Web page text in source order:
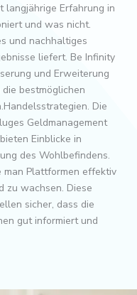
langjährige Erfahrung in
und was nicht.
und nachhaltiges
liefert. Be Infinity
und Erweiterung
bestmöglichen
Die
Geldmanagement
Einblicke in
des Wohlbefindens.
man Plattformen effektiv
zu wachsen. Diese
sicher, dass die
gut informiert und